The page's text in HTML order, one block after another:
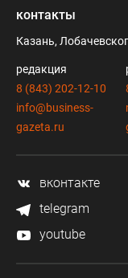
контакты
Казань,
редакция
8 (843) 202-12-10
info@business-
gazeta.ru
вконтакте
telegram
youtube